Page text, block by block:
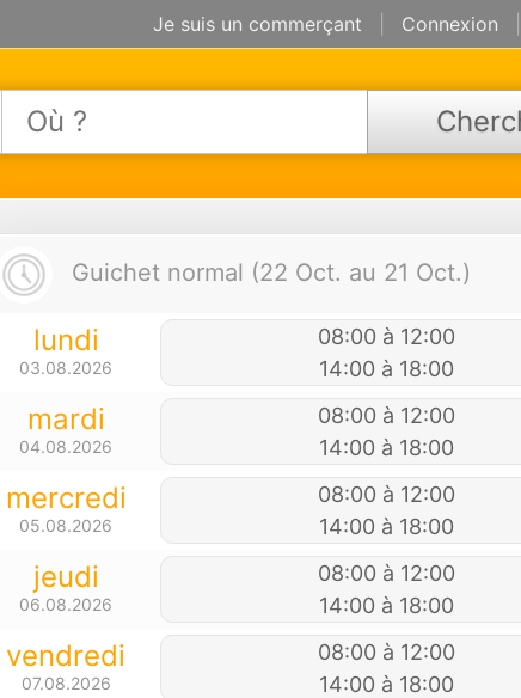
Je suis un commerçant Connexion
Guichet normal (22 Oct. au 21 Oct.)
lundi
03.08.2026
08:00 à 12:00
14:00 à 18:00
mardi
04.08.2026
08:00 à 12:00
14:00 à 18:00
mercredi
05.08.2026
08:00 à 12:00
14:00 à 18:00
jeudi
06.08.2026
08:00 à 12:00
14:00 à 18:00
vendredi
07.08.2026
08:00 à 12:00
14:00 à 18:00